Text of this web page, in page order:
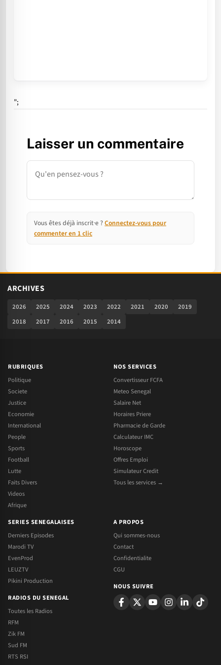
";
Laisser un commentaire
Commentaire
Vous êtes déjà inscrit·e ? Connectez-vous pour
commenter en 1 clic
ARCHIVES
2026 2025 2024 2023 2022 2021 2020
2019
2018
2017 2016 2015 2014
RUBRIQUES
Politique
Societe
Justice
Economie
International
People
Sports
Football
Lutte
Faits Divers
Videos
Afrique
NOS SERVICES
Convertisseur FCFA
Meteo Senegal
Salaire Net
Horaires Priere
Pharmacie de Garde
Calculateur IMC
Horoscope
Offres Emploi
Simulateur Credit
Tous les services →
SERIES SENEGALAISES
Derniers Episodes
Marodi TV
EvenProd
LEUZTV
Pikini Production
RADIOS DU SENEGAL
Toutes les Radios
RFM
Zik FM
Sud FM
RTS RSI
A PROPOS
Qui sommes-nous
Contact
Confidentialite
CGU
NOUS SUIVRE